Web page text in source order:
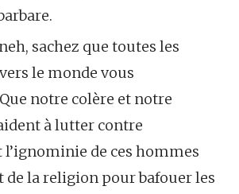
sachez que toutes les
le monde vous
notre colère et notre
à lutter contre
l’ignominie de ces hommes
de la religion pour bafouer les